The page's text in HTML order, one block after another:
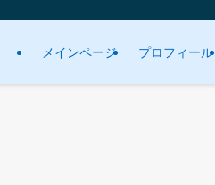
メインページ プロフィール